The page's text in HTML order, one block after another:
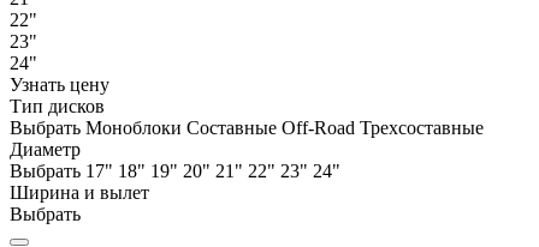
22"
23"
24"
Узнать цену
Тип дисков
Выбрать Моноблоки Составные Off-Road Трехсоставные
Диаметр
Выбрать 17" 18" 19" 20" 21" 22" 23" 24"
Ширина и вылет
Выбрать